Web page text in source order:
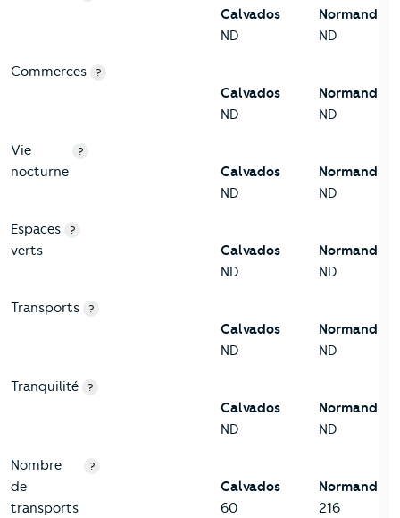
Calvados
ND
Normandie
ND
Commerces ?
Calvados
ND
Normandie
ND
Vie
nocturne
?
Calvados
ND
Normandie
ND
Espaces
verts
?
Calvados
ND
Normandie
ND
Transports ?
Calvados
ND
Normandie
ND
Tranquilité ?
Calvados
ND
Normandie
ND
Nombre
de
transports
?
Calvados
60
Normandie
216